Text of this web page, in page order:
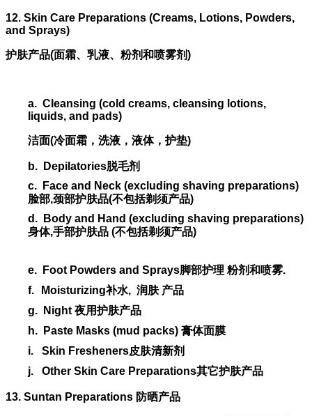
12. Skin Care Preparations (Creams, Lotions, Powders,
and Sprays)
护肤产品(面霜、乳液、粉剂和喷雾剂)
a. Cleansing (cold creams, cleansing lotions,
liquids, and pads)
洁面(冷面霜，洗液，液体，护垫)
b. Depilatories脱毛剂
c.
Face and Neck (excluding shaving preparations)
脸部,颈部护肤品(不包括剃须产品)
d.
Body and Hand (excluding shaving preparations)
身体,手部护肤品 (不包括剃须产品)
e. Foot Powders and Sprays脚部护理 粉剂和喷雾.
f.
Moisturizing补水, 润肤 产品
g.
Night 夜用护肤产品
h.
Paste Masks (mud packs) 膏体面膜
i.
Skin Fresheners皮肤清新剂
j.
Other Skin Care Preparations其它护肤产品
13. Suntan Preparations 防晒产品